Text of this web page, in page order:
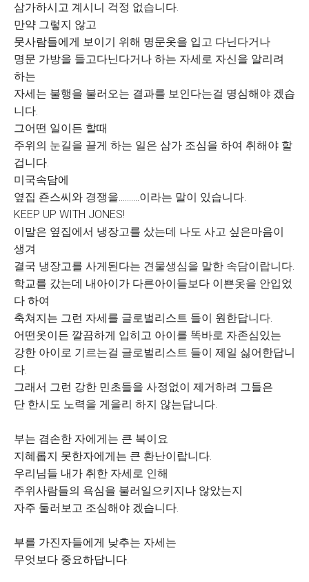
삼가하시고 계시니 걱정 없습니다.
만약 그렇지 않고
뭇사람들에게 보이기 위해 명문옷을 입고 다닌다거나
명문 가방을 들고다닌다거나 하는 자세로 자신을 알리려
하는
자세는 불행을 불러오는 결과를 보인다는걸 명심해야 겠습
니다.
그어떤 일이든 할때
주위의 눈길을 끌게 하는 일은 삼가 조심을 하여 취해야 할
겁니다.
미국속담에
옆집 죤스씨와 경쟁을..........이라는 말이 있습니다.
KEEP UP WITH JONES!
이말은 옆집에서 냉장고를 샀는데 나도 사고 싶은마음이
생겨
결국 냉장고를 사게된다는 견물생심을 말한 속담이랍니다.
학교를 갔는데 내아이가 다른아이들보다 이쁜옷을 안입었
다 하여
축쳐지는 그런 자세를 글로벌리스트 들이 원한답니다.
어떤옷이든 깔끔하게 입히고 아이를 똑바로 자존심있는
강한 아이로 기르는걸 글로벌리스트 들이 제일 싫어한답니
다.
그래서 그런 강한 민초들을 사정없이 제거하려 그들은
단 한시도 노력을 게을리 하지 않는답니다.
부는 겸손한 자에게는 큰 복이요
지혜롭지 못한자에게는 큰 환난이랍니다.
우리님들 내가 취한 자세로 인해
주위사람들의 욕심을 불러일으키지나 않았는지
자주 둘러보고 조심해야 겠습니다.
부를 가진자들에게 낮추는 자세는
무엇보다 중요하답니다.